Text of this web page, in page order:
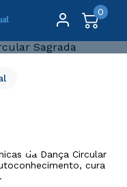
0
da
da Dança Circular
cura